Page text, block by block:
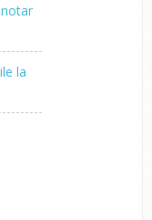
la